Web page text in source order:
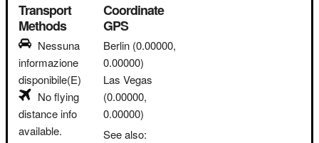
Transport
Methods
Nessuna
informazione
disponibile(E)
No flying
distance info
available.
Coordinate
GPS
Berlin (0.00000,
0.00000)
Las Vegas
(0.00000,
0.00000)
See also: